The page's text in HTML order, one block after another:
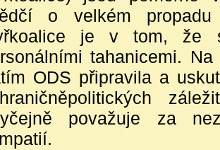
o velkém propadu
je v tom, že
tahanicemi.
ODS připravila a
považuje za